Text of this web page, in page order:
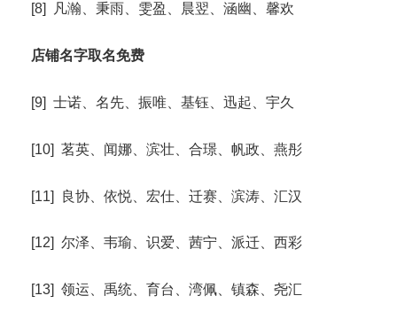
[8] 凡瀚、秉雨、雯盈、晨翌、涵幽、馨欢
店铺名字取名免费
[9] 士诺、名先、振唯、基钰、迅起、宇久
[10] 茗英、闻娜、滨壮、合璟、帆政、燕彤
[11] 良协、依悦、宏仕、迁赛、滨涛、汇汉
[12] 尔泽、韦瑜、识爱、茜宁、派迁、西彩
[13] 领运、禹统、育台、湾佩、镇森、尧汇